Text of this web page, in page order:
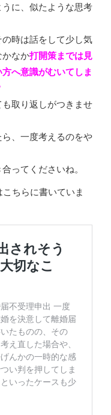
に、似たような思考
時は話をして少し気
かなか打開策までは見
方へ意識がむいてしま
取り返しがつきませ
、一度考えるのをや
ってくださいね。
こちらに書いていま